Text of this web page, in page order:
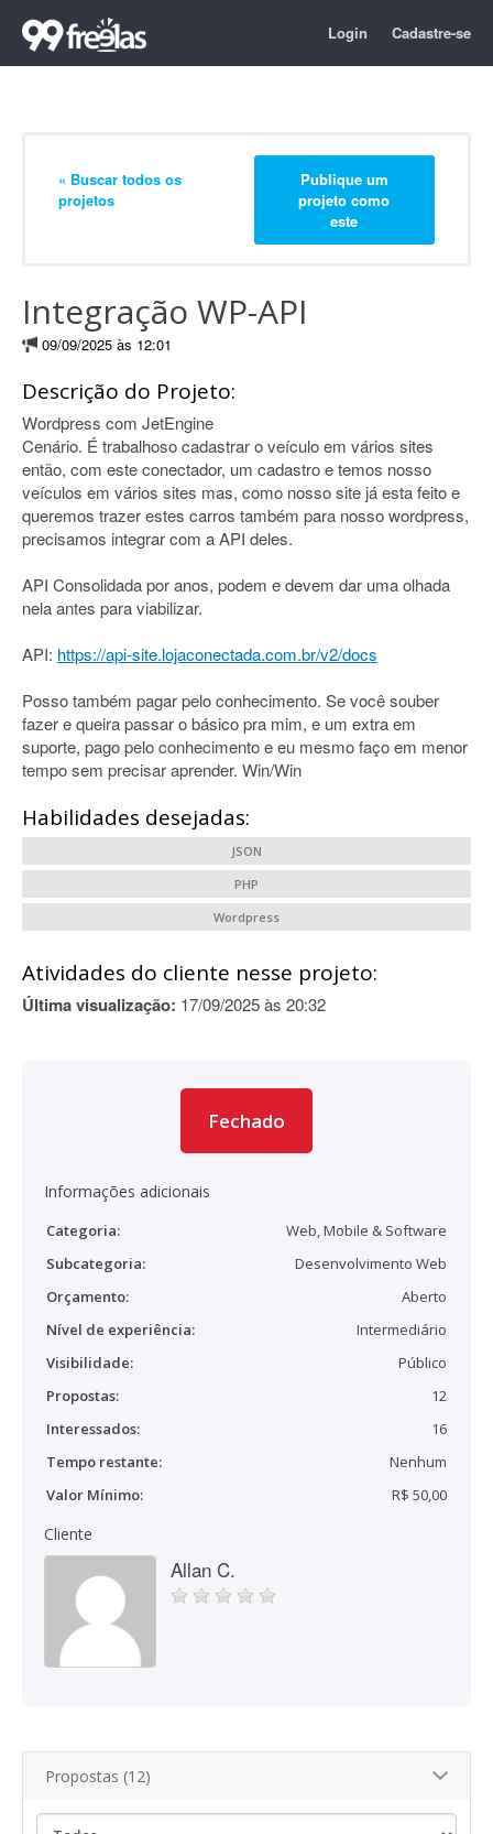
Login Cadastre-se
« Buscar todos os
projetos
Publique um
projeto como
este
Integração WP-API
09/09/2025 às 12:01
Descrição do Projeto:
Wordpress com JetEngine
Cenário. É trabalhoso cadastrar o veículo em vários sites
então, com este conectador, um cadastro e temos nosso
veículos em vários sites mas, como nosso site já esta feito e
queremos trazer estes carros também para nosso wordpress,
precisamos integrar com a API deles.
API Consolidada por anos, podem e devem dar uma olhada
nela antes para viabilizar.
API: https://api-site.lojaconectada.com.br/v2/docs
Posso também pagar pelo conhecimento. Se você souber
fazer e queira passar o básico pra mim, e um extra em
suporte, pago pelo conhecimento e eu mesmo faço em menor
tempo sem precisar aprender. Win/Win
Habilidades desejadas:
JSON
PHP
Wordpress
Atividades do cliente nesse projeto:
Última visualização: 17/09/2025 às 20:32
Fechado
Informações adicionais
Categoria:
Web, Mobile & Software
Subcategoria:
Desenvolvimento Web
Orçamento:
Aberto
Nível de experiência:
Intermediário
Visibilidade:
Público
Propostas:
12
Interessados:
16
Tempo restante:
Nenhum
Valor Mínimo:
R$ 50,00
Cliente
Allan C.
Propostas (12)